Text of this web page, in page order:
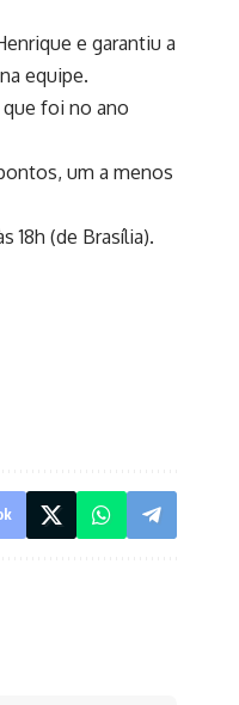
e garantiu a
equipe.
foi no ano
um a menos
18h (de Brasília).